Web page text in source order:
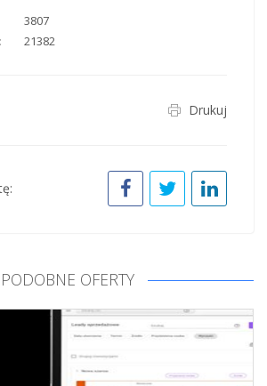
3807
21382
Drukuj
PODOBNE OFERTY